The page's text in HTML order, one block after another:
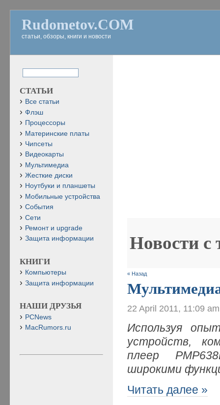
Rudometov.COM
статьи, обзоры, книги и новости
Новости с
« Назад
22 April 2011, 11:09 am
Используя
устройств,
плеер
широкими
Читать далее »
СТАТЬИ
Все статьи
Флэш
Процессоры
Материнские платы
Чипсеты
Видеокарты
Мультимедиа
Жесткие диски
Ноутбуки и планшеты
Мобильные устройства
События
Сети
Ремонт и upgrade
Защита информации
КНИГИ
Компьютеры
Защита информации
НАШИ ДРУЗЬЯ
PCNews
MacRumors.ru